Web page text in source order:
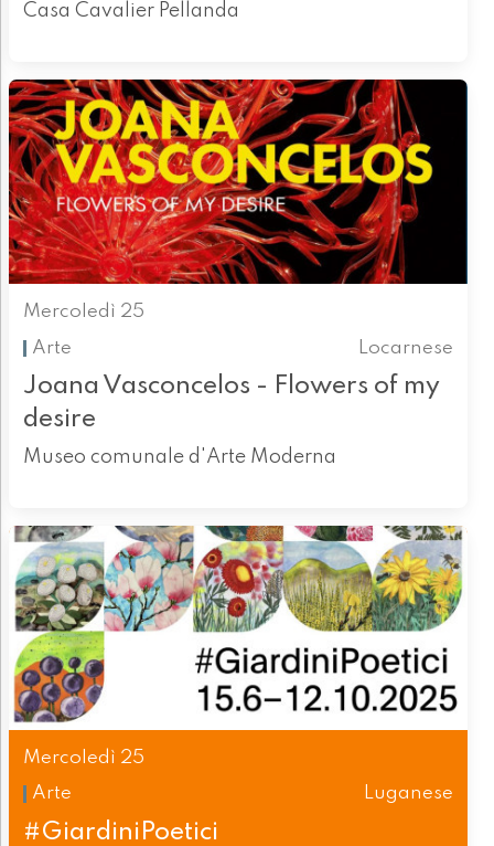
Casa Cavalier Pellanda
Mercoledì 25
Arte
Locarnese
Joana Vasconcelos - Flowers of my
desire
Museo comunale d'Arte Moderna
Mercoledì 25
Arte
Luganese
#GiardiniPoetici